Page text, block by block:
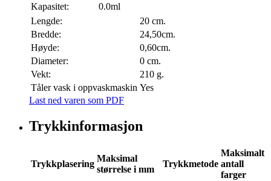
Kapasitet:
0.0ml
Lengde:
20 cm.
Bredde:
24,50cm.
Høyde:
0,60cm.
Diameter:
0 cm.
Vekt:
210 g.
Tåler vask i oppvaskmaskin Yes
Last ned varen som PDF
Trykkinformasjon
Trykkplasering
Maksimal
størrelse i mm
Trykkmetode
Maksimalt
antall
farger